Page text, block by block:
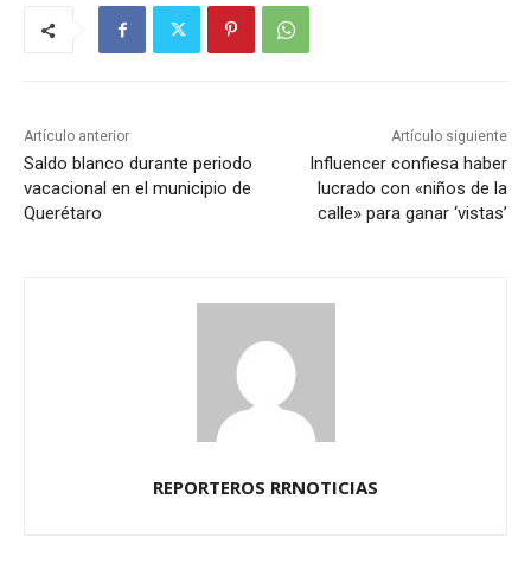
Artículo anterior
Saldo blanco durante periodo
vacacional en el municipio de
Querétaro
Artículo siguiente
Influencer confiesa haber
lucrado con «niños de la
calle» para ganar ‘vistas’
REPORTEROS RRNOTICIAS